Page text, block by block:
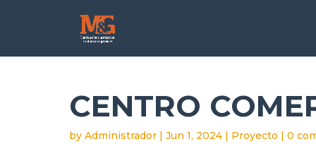
CENTRO
by Administrador | Jun 1, 2024 | Proyecto | 0